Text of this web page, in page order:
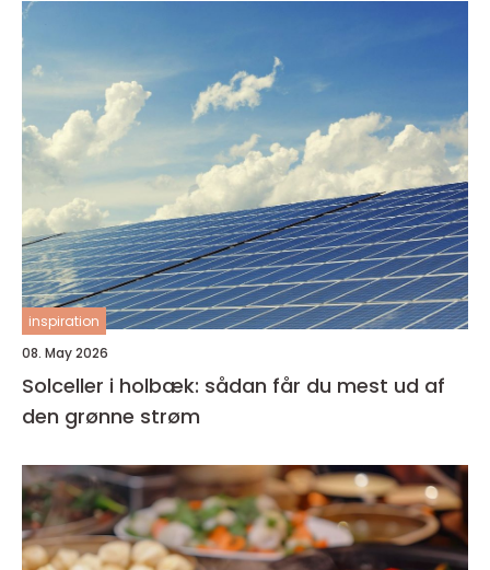
inspiration
08. May 2026
Solceller i holbæk: sådan får du mest ud af
den grønne strøm